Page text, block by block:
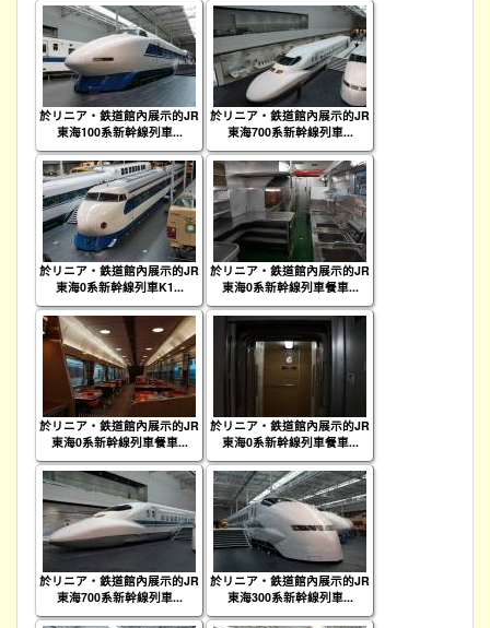
於リニア・鉄道館內展示的JR
東海100系新幹線列車...
於リニア・鉄道館內展示的JR
東海700系新幹線列車...
於リニア・鉄道館內展示的JR
東海0系新幹線列車K1...
於リニア・鉄道館內展示的JR
東海0系新幹線列車餐車...
於リニア・鉄道館內展示的JR
東海0系新幹線列車餐車...
於リニア・鉄道館內展示的JR
東海0系新幹線列車餐車...
於リニア・鉄道館內展示的JR
東海700系新幹線列車...
於リニア・鉄道館內展示的JR
東海300系新幹線列車...